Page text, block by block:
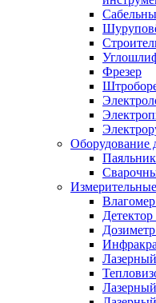
Фрезер
Оборудование